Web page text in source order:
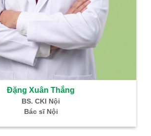
Đặng Xuân Thắng
BS. CKI Nội
Bác sĩ Nội